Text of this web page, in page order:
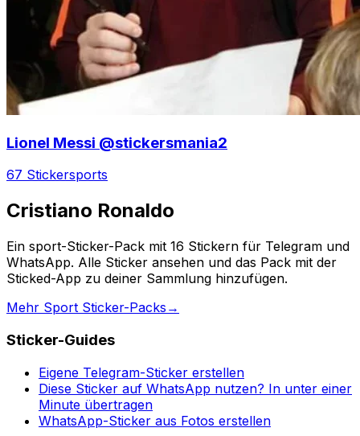
Lionel Messi @stickersmania2
67 Stickersports
Cristiano Ronaldo
Ein sport-Sticker-Pack mit 16 Stickern für Telegram und
WhatsApp. Alle Sticker ansehen und das Pack mit der
Sticked-App zu deiner Sammlung hinzufügen.
Mehr Sport Sticker-Packs →
Sticker-Guides
Eigene Telegram-Sticker erstellen
Diese Sticker auf WhatsApp nutzen? In unter einer
Minute übertragen
WhatsApp-Sticker aus Fotos erstellen